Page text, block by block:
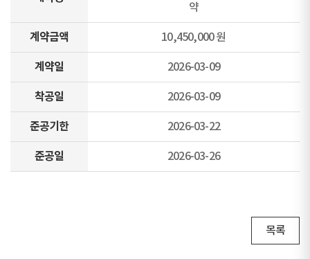
약
계약금액 10,450,000 원
계약일 2026-03-09
착공일 2026-03-09
준공기한 2026-03-22
준공일 2026-03-26
목록